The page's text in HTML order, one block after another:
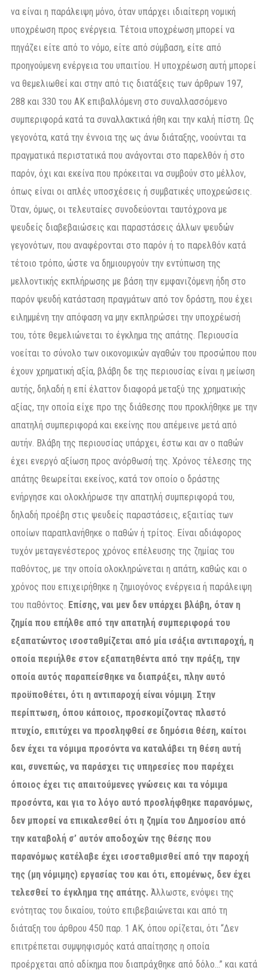
να είναι η παράλειψη μόνο, όταν υπάρχει ιδιαίτερη νομική
υποχρέωση προς ενέργεια. Τέτοια υποχρέωση μπορεί να
πηγάζει είτε από το νόμο, είτε από σύμβαση, είτε από
προηγούμενη ενέργεια του υπαιτίου. Η υποχρέωση αυτή μπορεί
να θεμελιωθεί και στην από τις διατάξεις των άρθρων 197,
288 και 330 του ΑΚ επιβαλλόμενη στο συναλλασσόμενο
συμπεριφορά κατά τα συναλλακτικά ήθη και την καλή πίστη. Ως
γεγονότα, κατά την έννοια της ως άνω διάταξης, νοούνται τα
πραγματικά περιστατικά που ανάγονται στο παρελθόν ή στο
παρόν, όχι και εκείνα που πρόκειται να συμβούν στο μέλλον,
όπως είναι οι απλές υποσχέσεις ή συμβατικές υποχρεώσεις.
Όταν, όμως, οι τελευταίες συνοδεύονται ταυτόχρονα με
ψευδείς διαβεβαιώσεις και παραστάσεις άλλων ψευδών
γεγονότων, που αναφέρονται στο παρόν ή το παρελθόν κατά
τέτοιο τρόπο, ώστε να δημιουργούν την εντύπωση της
μελλοντικής εκπλήρωσης με βάση την εμφανιζόμενη ήδη στο
παρόν ψευδή κατάσταση πραγμάτων από τον δράστη, που έχει
ειλημμένη την απόφαση να μην εκπληρώσει την υποχρέωσή
του, τότε θεμελιώνεται το έγκλημα της απάτης. Περιουσία
νοείται το σύνολο των οικονομικών αγαθών του προσώπου που
έχουν χρηματική αξία, βλάβη δε της περιουσίας είναι η μείωση
αυτής, δηλαδή η επί έλαττον διαφορά μεταξύ της χρηματικής
αξίας, την οποία είχε προ της διάθεσης που προκλήθηκε με την
απατηλή συμπεριφορά και εκείνης που απέμεινε μετά από
αυτήν. Βλάβη της περιουσίας υπάρχει, έστω και αν ο παθών
έχει ενεργό αξίωση προς ανόρθωσή της. Χρόνος τέλεσης της
απάτης θεωρείται εκείνος, κατά τον οποίο ο δράστης
ενήργησε και ολοκλήρωσε την απατηλή συμπεριφορά του,
δηλαδή προέβη στις ψευδείς παραστάσεις, εξαιτίας των
οποίων παραπλανήθηκε ο παθών ή τρίτος. Είναι αδιάφορος
τυχόν μεταγενέστερος χρόνος επέλευσης της ζημίας του
παθόντος, με την οποία ολοκληρώνεται η απάτη, καθώς και ο
χρόνος που επιχειρήθηκε η ζημιογόνος ενέργεια ή παράλειψη
του παθόντος. Επίσης, ναι μεν δεν υπάρχει βλάβη, όταν η
ζημία που επήλθε από την απατηλή συμπεριφορά του
εξαπατώντος ισοσταθμίζεται από μία ισάξια αντιπαροχή, η
οποία περιήλθε στον εξαπατηθέντα από την πράξη, την
οποία αυτός παραπείσθηκε να διαπράξει, πλην αυτό
προϋποθέτει, ότι η αντιπαροχή είναι νόμιμη Στην
περίπτωση, όπου κάποιος, προσκομίζοντας πλαστό
πτυχίο, επιτύχει να προσληφθεί σε δημόσια θέση, καίτοι
δεν έχει τα νόμιμα προσόντα να καταλάβει τη θέση αυτή
και, συνεπώς, να παράσχει τις υπηρεσίες που παρέχει
όποιος έχει τις απαιτούμενες γνώσεις και τα νόμιμα
προσόντα, και για το λόγο αυτό προσλήφθηκε παρανόμως,
δεν μπορεί να επικαλεσθεί ότι η ζημία του Δημοσίου από
την καταβολή σ’ αυτόν αποδοχών της θέσης που
παρανόμως κατέλαβε έχει ισοσταθμισθεί από την παροχή
της (μη νόμιμης) εργασίας του και ότι, επομένως, δεν έχει
τελεσθεί το έγκλημα της απάτης. Άλλωστε, ενόψει της
ενότητας του δικαίου, τούτο επιβεβαιώνεται και από τη
διάταξη του άρθρου 450 παρ. 1 ΑΚ, όπου ορίζεται, ότι “Δεν
επιτρέπεται συμψηφισμός κατά απαίτησης η οποία
προέρχεται από αδίκημα που διαπράχθηκε από δόλο…” και κατά